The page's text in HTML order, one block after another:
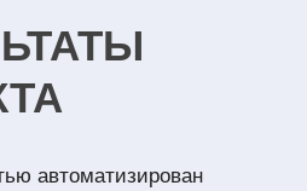
автоматизирован